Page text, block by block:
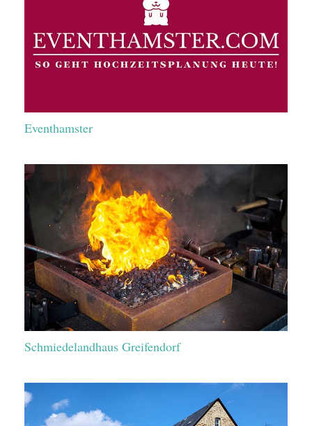
Eventhamster
Schmiedelandhaus Greifendorf